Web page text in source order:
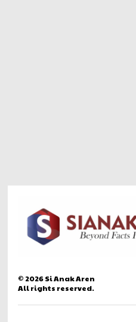
© 2026Si Anak Aren
All rights reserved.